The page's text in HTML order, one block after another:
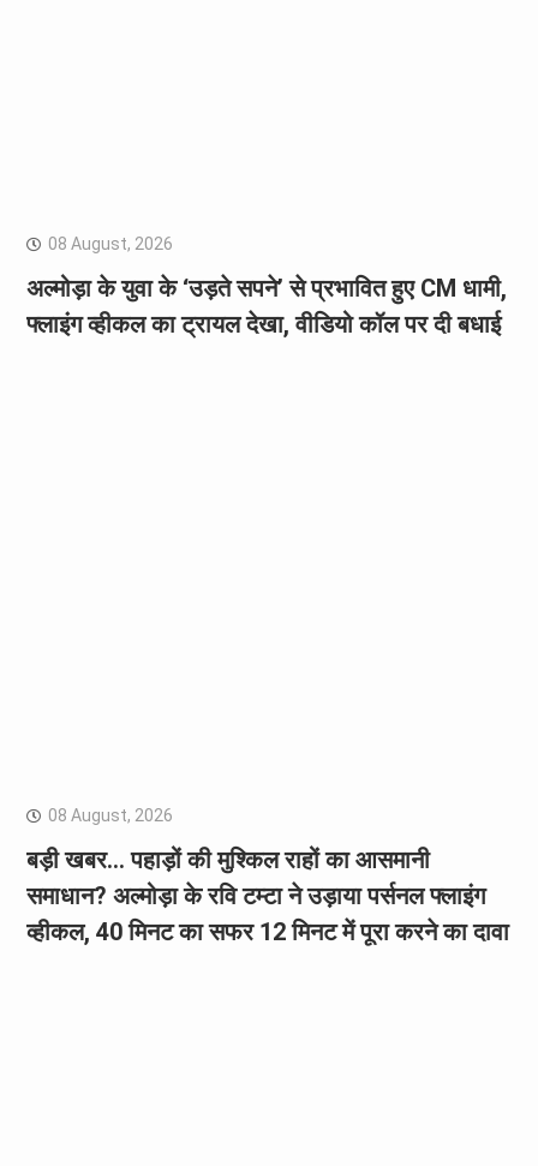
08 August, 2026
अल्मोड़ा के युवा के ‘उड़ते सपने’ से प्रभावित हुए CM धामी,
फ्लाइंग व्हीकल का ट्रायल देखा, वीडियो कॉल पर दी बधाई
08 August, 2026
बड़ी खबर… पहाड़ों की मुश्किल राहों का आसमानी
समाधान? अल्मोड़ा के रवि टम्टा ने उड़ाया पर्सनल फ्लाइंग
व्हीकल, 40 मिनट का सफर 12 मिनट में पूरा करने का दावा